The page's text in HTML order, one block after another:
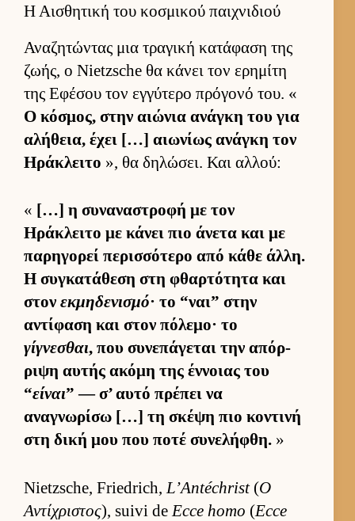
Η Αισθητική του κοσμικού παιχνιδιού
Αναζητώντας μια τραγική κατάφαση της
ζωής, ο Nietzsche θα κάνει τον ερημίτη
της Εφέσου τον εγ­γύτερο πρόγονό του. «
Ο κόσμος, στην αιώνια ανάγκη του για
αλήθεια, έχει […] αιω­νίως ανάγκη τον
Ηράκλειτο », θα δηλώσει. Και αλ­λού:
« […] η συναναστροφή με τον
Ηράκλειτο με κάνει πιο άνετα και με
παρηγορεί περισ­σότερο από κάθε άλ­λη.
Η συγκατάθεση στη φθαρ­τότητα και
στον εκμηδενισμό· το “ναι” στην
αντίφαση και στον πόλεμο· το
γίγνεσθαι, που συνεπάγεται την απόρ­
ριψη αυ­τής ακόμη της έν­νοιας του
“είναι” — σ’ αυτό πρέπει να
αναγνωρίσω […] τη σκέψη πιο κοντινή
στη δική μου που ποτέ συνελήφθη. »
Nietzsche, Friedrich,L’Antéchrist(Ο
Αντίχριστος), suivi deEcce homo (Ecce